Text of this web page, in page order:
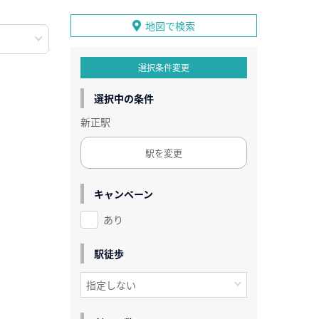
地図で検索
選択条件変更
選択中の条件
新正駅
駅を変更
キャンペーン
あり
駅徒歩